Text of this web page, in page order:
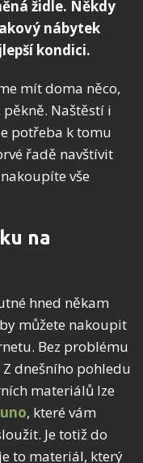
židle. Někdy
nábytek
kondici.
mít doma něco,
Naštěstí i
potřeba k tomu
řadě navštívit
vše
na
hned někam
můžete nakoupit
Bez problému
dnešního pohledu
materiálů lze
, které vám
Je totiž do
to materiál, který